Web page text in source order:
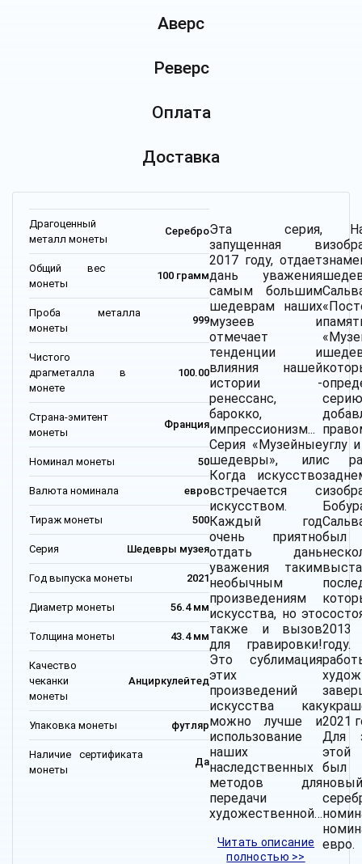
Аверс
Реверс
Оплата
Доставка
Драгоценный
металл монеты
Серебро
Общий вес
монеты
100 грамм
Проба металла
монеты
999
Чистого
драгметалла в
монете
100.00
Страна-эмитент
монеты
Франция
Номинал монеты 50
Валюта номинала евро
Тираж монеты 500
Серия Шедевры музея
Год выпуска монеты 2021
Диаметр монеты 56.4 мм
Толщина монеты 43.4 мм
Качество
чеканки
монеты
Анциркулейтед
Упаковка монеты футляр
Наличие сертификата
монеты
Да
Эта серия,
запущенная в
2017 году, отдает
дань уважения
самым большим
шедеврам наших
музеев и
отмечает
тенденции и
влияния нашей
истории -
ренессанс,
барокко,
импрессионизм...
Серия «Музейные
шедевры», или
Когда искусство
встречается с
искусством.
Каждый год
очень приятно
отдать дань
уважения таким
необычным
произведениям
искусства, но это
также и вызов
для гравировки!
Это сублимация
этих
произведений
искусства как
можно лучше и
использование
наших
наследственных
методов для
передачи
художественной…
Читать описание
полностью >>
углу
с
был
2013
2021
Для
этой
был
новый
евро.